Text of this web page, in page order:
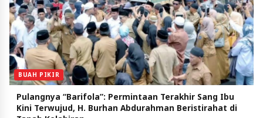
BUAH PIKIR
Pulangnya “Barifola”: Permintaan Terakhir Sang Ibu
Kini Terwujud, H. Burhan Abdurahman Beristirahat di